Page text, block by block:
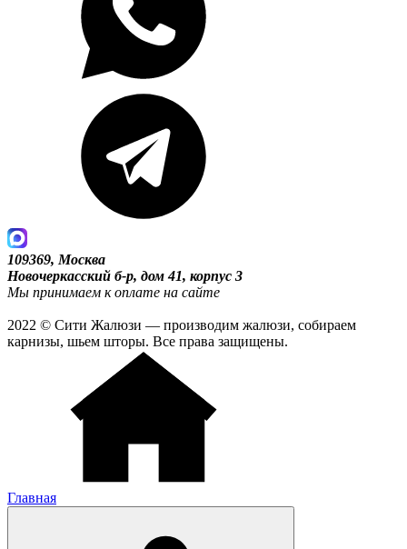
109369, Москва
Новочеркасский б-р, дом 41, корпус 3
Мы принимаем к оплате на сайте
2022 © Сити Жалюзи — производим жалюзи, собираем
карнизы, шьем шторы. Все права защищены.
Главная